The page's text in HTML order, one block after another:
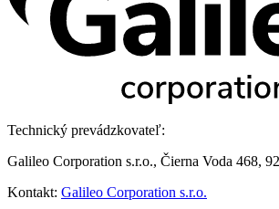
Technický prevádzkovateľ:
Galileo Corporation s.r.o., Čierna Voda 468,
Kontakt: Galileo Corporation s.r.o.